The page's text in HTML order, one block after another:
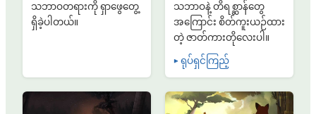
သဘာဝတရားကို ရှာဖွေတွေ့
ရှိခဲ့ပါတယ်။
သဘာဝနဲ့ တိရစ္ဆာန်တွေ
အကြောင်း စိတ်ကူးယဉ်ထား
တဲ့ ဇာတ်ကားတိုလေးပါ။
▶ ရုပ်ရှင်ကြည့်